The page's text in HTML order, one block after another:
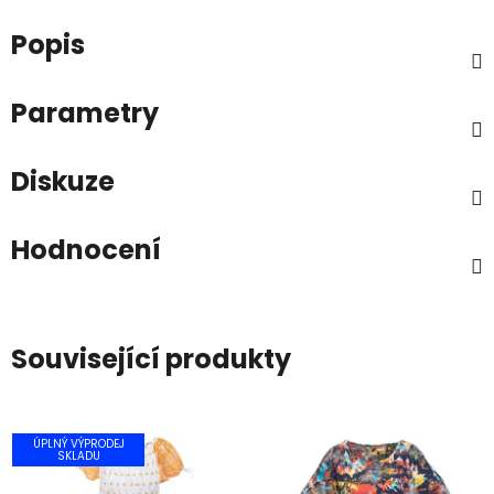
Popis
Parametry
Diskuze
Hodnocení
Související produkty
ÚPLNÝ VÝPRODEJ
SKLADU